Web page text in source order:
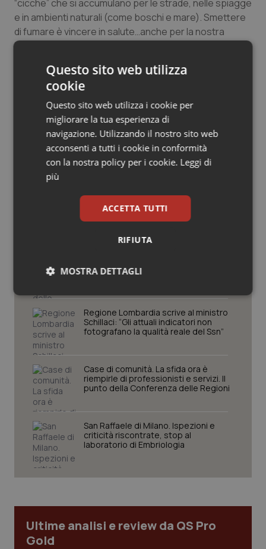
Salute orale & impianti
Sangue & coagulazione
Tiroide
Tumore al seno
Tumore ovarico
Tumori del Polmone & Testa Collo
Tumori gastrointestinali
“cicche” che si accumulano per le strade, nelle spiagge
e in ambienti naturali (come boschi e mare). Smettere
di fumare è vincere in salute…anche per la nostra
Terra.
23 Maggio 2018
© Riproduzione riservata
Potrebbe interessarti in
Piemonte
Spallanzani: capire la ricerca per
comprendere il presente
Regione Lombardia scrive al ministro
Schillaci: “Gli attuali indicatori non
fotografano la qualità reale del Ssn”
Case di comunità. La sfida ora è
riempirle di professionisti e servizi. Il
punto della Conferenza delle Regioni
San Raffaele di Milano. Ispezioni e
criticità riscontrate, stop al
laboratorio di Embriologia
Ultime analisi e review da QS Pro
Gold
Questo sito web utilizza
cookie
Questo sito web utilizza i cookie per
migliorare la tua esperienza di
navigazione. Utilizzando il nostro sito web
acconsenti a tutti i cookie in conformità
con la nostra policy per i cookie. Leggi di
più
ACCETTA TUTTI
RIFIUTA
MOSTRA DETTAGLI
Necessari Statistici Marketing
Necessari Statistici Marketing
I cookie necessari contribuiscono a rendere fruibile il
sito web abilitandone funzionalità di base quali la
navigazione sulle pagine e l'accesso alle aree
protette del sito. Il sito web non è in grado di
funzionare correttamente senza questi cookie.
Nome
YouTube